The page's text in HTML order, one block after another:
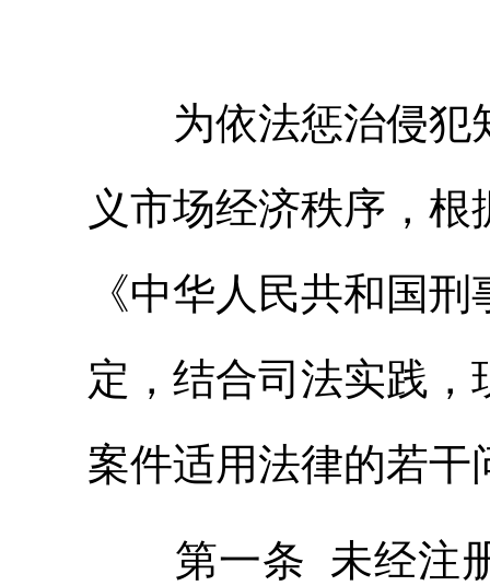
为依法惩治侵犯
义市场经济秩序，
《中华人民共和国
定，结合司法实践
案件适用法律的若干
第一条 未经注册